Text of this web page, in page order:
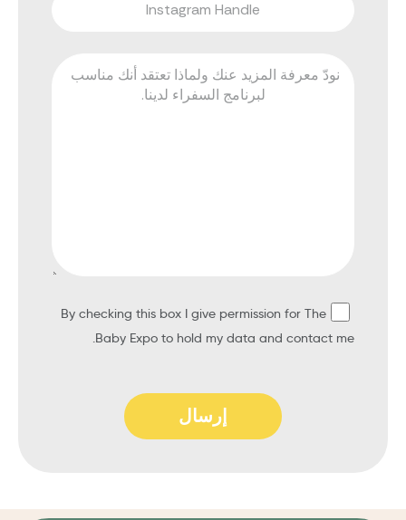
By checking this box I give permission for The
Baby Expo to hold my data and contact me.
إرسال